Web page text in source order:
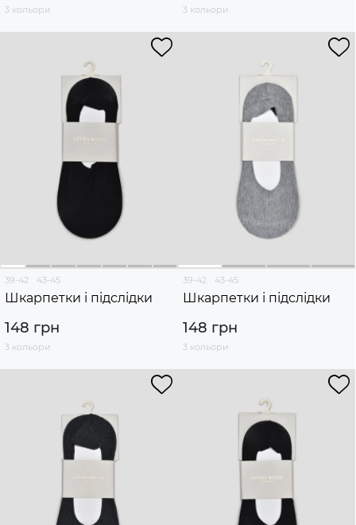
3 кольори 3 кольори
39-42 43-45
Шкарпетки і підслідки
148 грн
3 кольори
39-42 43-45
Шкарпетки і підслідки
148 грн
3 кольори